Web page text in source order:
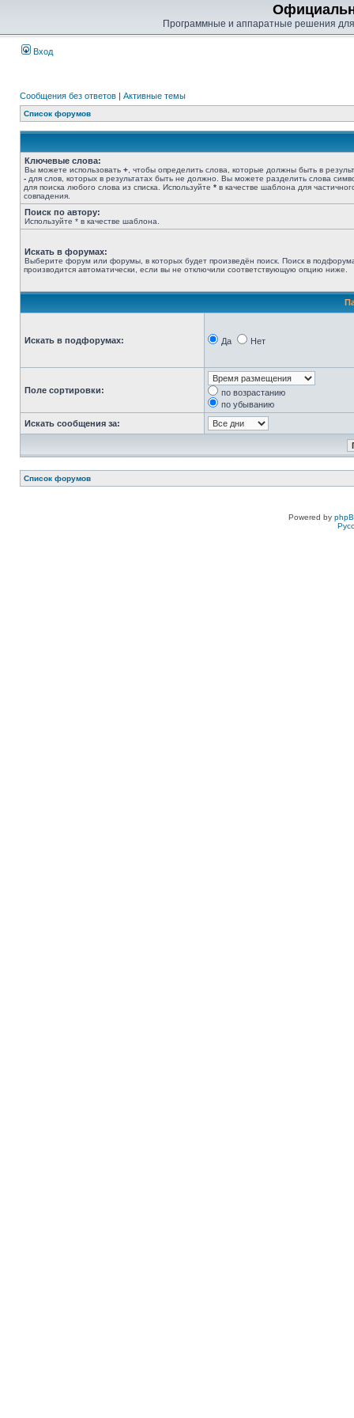
Программные и аппаратные решения
Вход
Сообщения без ответов | Активные темы
Список форумов
Ключевые слова:
Вы можете использовать + , чтобы определить слова, которые должны быть в
- для слов, которых в результатах быть не должно. Вы можете разделить слова
для поиска любого слова из списка. Используйте * в качестве шаблона для
совпадения.
Поиск по автору:
Используйте * в качестве шаблона.
Искать в форумах:
Выберите форум или форумы, в которых будет произведён поиск. Поиск в
производится автоматически, если вы не отключили соответствующую опцию ниже.
Искать в подфорумах: Да Нет
Поле сортировки:
по возрастанию
по убыванию
Искать сообщения за:
Список форумов
Powered by